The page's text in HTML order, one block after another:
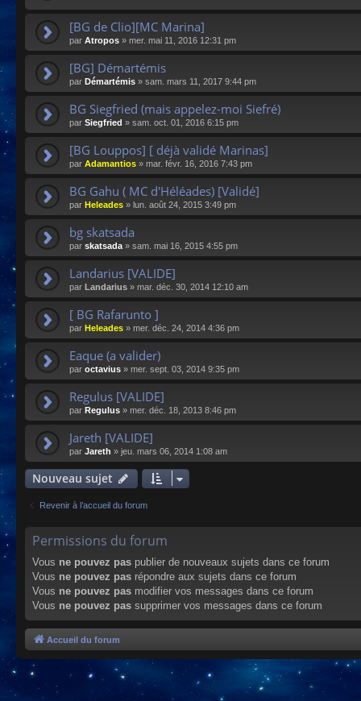
[BG de Clio][MC Marina]
par Atropos » mer. mai 11, 2016 12:31 pm
[BG] Démartémis
par Démartémis » sam. mars 11, 2017 9:44 pm
BG Siegfried (mais appelez-moi Siefré)
par Siegfried » sam. oct. 01, 2016 6:15 pm
[BG Louppos] [ déjà validé Marinas]
par Adamantios » mar. févr. 16, 2016 7:43 pm
BG Gahu ( MC d'Héléades) [Validé]
par Heleades » lun. août 24, 2015 3:49 pm
bg skatsada
par skatsada » sam. mai 16, 2015 4:55 pm
Landarius [VALIDE]
par Landarius » mar. déc. 30, 2014 12:10 am
[ BG Rafarunto ]
par Heleades » mer. déc. 24, 2014 4:36 pm
Eaque (a valider)
par octavius » mer. sept. 03, 2014 9:35 pm
Regulus [VALIDE]
par Regulus » mer. déc. 18, 2013 8:46 pm
Jareth [VALIDE]
par Jareth » jeu. mars 06, 2014 1:08 am
Nouveau sujet
Revenir à l’accueil du forum
Permissions du forum
Vous ne pouvez pas publier de nouveaux sujets dans ce forum
Vous ne pouvez pas répondre aux sujets dans ce forum
Vous ne pouvez pas modifier vos messages dans ce forum
Vous ne pouvez pas supprimer vos messages dans ce forum
Accueil du forum